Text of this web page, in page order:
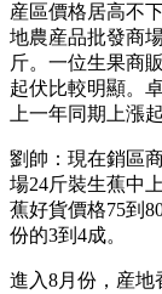
産區價格居高不
地農産品批發商
斤。一位生果商
起伏比較明顯。
上一年同期上漲
劉帥：現在銷區
場24斤裝生蕉中
蕉好貨價格75到
份的3到4成。
進入8月份，産地